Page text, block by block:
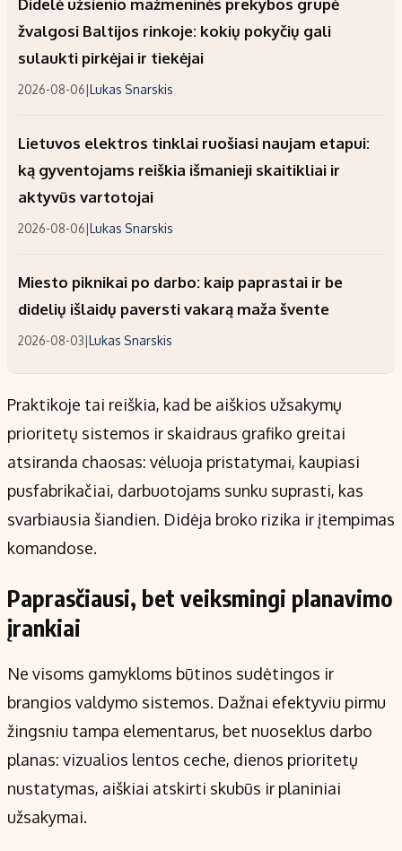
Didelė užsienio mažmeninės prekybos grupė
žvalgosi Baltijos rinkoje: kokių pokyčių gali
sulaukti pirkėjai ir tiekėjai
2026-08-06|Lukas Snarskis
Lietuvos elektros tinklai ruošiasi naujam etapui:
ką gyventojams reiškia išmanieji skaitikliai ir
aktyvūs vartotojai
2026-08-06|Lukas Snarskis
Miesto piknikai po darbo: kaip paprastai ir be
didelių išlaidų paversti vakarą maža švente
2026-08-03|Lukas Snarskis
Praktikoje tai reiškia, kad be aiškios užsakymų
prioritetų sistemos ir skaidraus grafiko greitai
atsiranda chaosas: vėluoja pristatymai, kaupiasi
pusfabrikačiai, darbuotojams sunku suprasti, kas
svarbiausia šiandien. Didėja broko rizika ir įtempimas
komandose.
Paprasčiausi, bet veiksmingi planavimo
įrankiai
Ne visoms gamykloms būtinos sudėtingos ir
brangios valdymo sistemos. Dažnai efektyviu pirmu
žingsniu tampa elementarus, bet nuoseklus darbo
planas: vizualios lentos ceche, dienos prioritetų
nustatymas, aiškiai atskirti skubūs ir planiniai
užsakymai.